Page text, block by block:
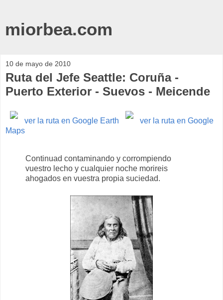
miorbea.com
10 de mayo de 2010
Ruta del Jefe Seattle: Coruña -
Puerto Exterior - Suevos - Meicende
ver la ruta en Google Earth
ver la ruta en Google
Maps
Continuad contaminando y corrompiendo
vuestro lecho y cualquier noche morireis
ahogados en vuestra propia suciedad.